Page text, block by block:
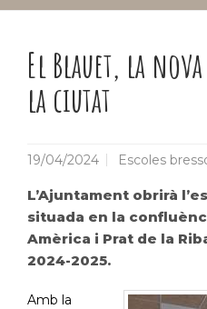
El Blauet, la
la ciutat
19/04/2024 Escoles
L’Ajuntament obrirà
situada en la
Amèrica i Prat de la
2024-2025.
Amb la